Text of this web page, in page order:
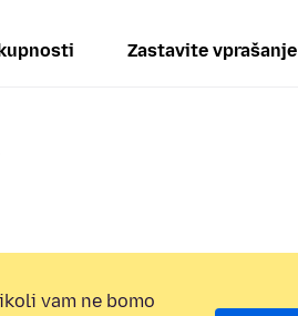
Zastavite vprašanje
vam ne bomo